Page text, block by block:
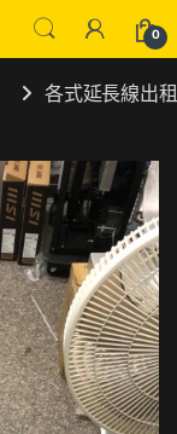
0
各式延長線出租